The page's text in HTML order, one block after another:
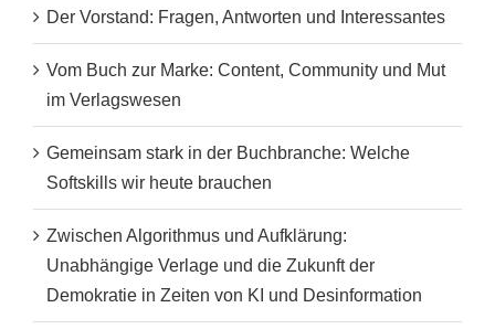
Der Vorstand: Fragen, Antworten und Interessantes
Vom Buch zur Marke: Content, Community und Mut
im Verlagswesen
Gemeinsam stark in der Buchbranche: Welche
Softskills wir heute brauchen
Zwischen Algorithmus und Aufklärung:
Unabhängige Verlage und die Zukunft der
Demokratie in Zeiten von KI und Desinformation